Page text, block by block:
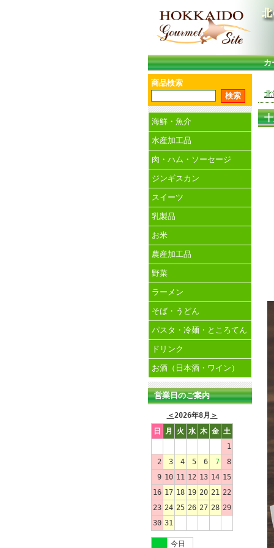
カ
商品検索
海鮮・魚介
水産加工品
肉・ハム・ソーセージ
ジンギスカン
スイーツ
乳製品
お米
農産加工品
野菜
ラーメン
そば・うどん
パスタ・冷麺・ところてん
ドリンク
お酒（日本酒・ワイン）
営業日のご案内
＜2026年8月 ＞
日
月 火 水 木 金 土
1
2
3 4 5 6 7
8
9 10 11 12 13 14 15
16 17 18 19 20 21 22
23 24 25 26 27 28 29
30 31
今日
北